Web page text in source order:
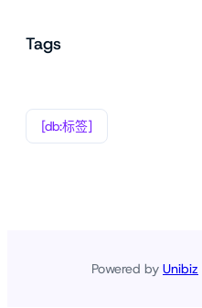
Tags
[db:标签]
Powered by Unibiz